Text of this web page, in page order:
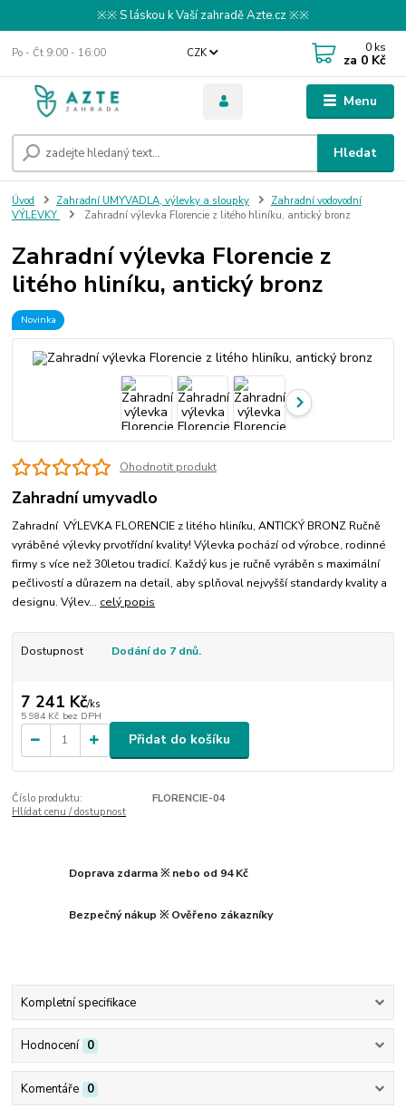
※※ S láskou k Vaší zahradě Azte.cz ※※
Menu
CZK
Hledat
Po - Čt 9:00 - 16:00 0 ks
za 0 Kč
Úvod Zahradní UMYVADLA, výlevky a sloupky
Zahradní vodovodní
VÝLEVKY
Zahradní výlevka Florencie z litého hliníku, antický bronz
Zahradní výlevka Florencie z
litého hliníku, antický bronz
Novinka
Ohodnotit produkt
Zahradní umyvadlo
Zahradní VÝLEVKA FLORENCIE z litého hliníku, ANTICKÝ BRONZ Ručně
vyráběné výlevky prvotřídní kvality! Výlevka pochází od výrobce, rodinné
firmy s více než 30letou tradicí. Každý kus je ručně vyráběn s maximální
pečlivostí a důrazem na detail, aby splňoval nejvyšší standardy kvality a
designu. Výlev... celý popis
Dostupnost Dodání do 7 dnů.
7 241 Kč/ks
5 984 Kč bez DPH
Přidat do košíku
Číslo produktu:
FLORENCIE-04
Hlídat cenu / dostupnost
Doprava zdarma ※ nebo od 94 Kč
Bezpečný nákup ※ Ověřeno zákazníky
Kompletní specifikace
Hodnocení 0
Komentáře 0